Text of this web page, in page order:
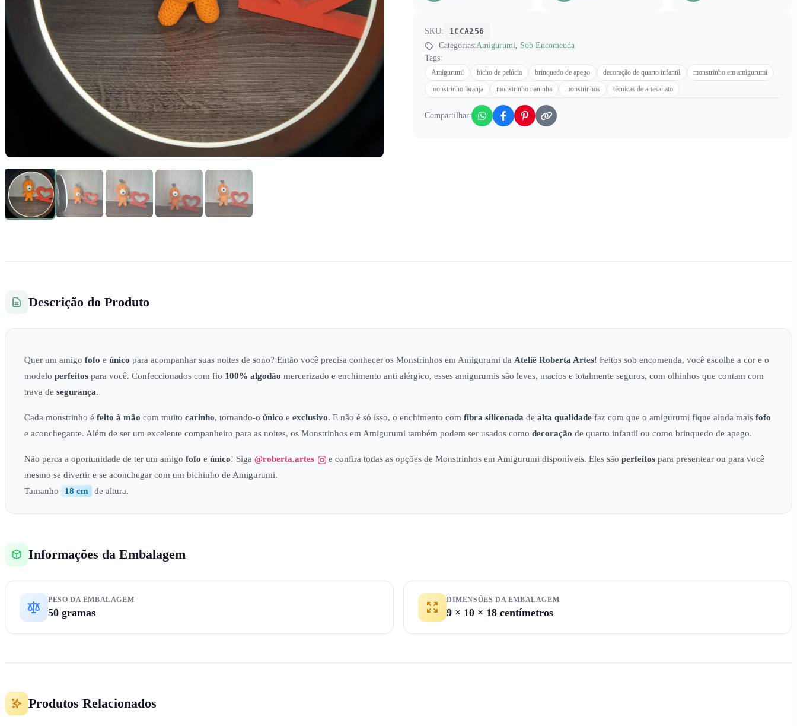
SKU:
1CCA256
Categorias:Amigurumi, Sob Encomenda
Tags:
Amigurumi bicho de pelúcia brinquedo de apego decoração de quarto infantil
monstrinho em amigurumi
monstrinho laranja
monstrinho naninha monstrinhos técnicas de artesanato
Compartilhar:
Descrição do Produto
Quer um amigo fofo e único para acompanhar suas noites de sono? Então você precisa conhecer os Monstrinhos em Amigurumi da Ateliê Roberta Artes! Feitos sob encomenda, você escolhe a cor e o
modelo perfeitos para você. Confeccionados com fio 100% algodão mercerizado e enchimento anti alérgico, esses amigurumis são leves, macios e totalmente seguros, com olhinhos que contam com
trava de segurança.
Cada monstrinho é feito à mão com muito carinho, tornando-o único e exclusivo. E não é só isso, o enchimento com fibra siliconada de alta qualidade faz com que o amigurumi fique ainda mais fofo
e aconchegante. Além de ser um excelente companheiro para as noites, os Monstrinhos em Amigurumi também podem ser usados como decoração de quarto infantil ou como brinquedo de apego.
Não perca a oportunidade de ter um amigo fofo e único! Siga @roberta.artes e confira todas as opções de Monstrinhos em Amigurumi disponíveis. Eles são perfeitos para presentear ou para você
mesmo se divertir e se aconchegar com um bichinho de Amigurumi.
Tamanho
18 cm de altura.
Informações da Embalagem
PESO DA EMBALAGEM
50 gramas
DIMENSÕES DA EMBALAGEM
9 × 10 × 18 centímetros
Produtos Relacionados